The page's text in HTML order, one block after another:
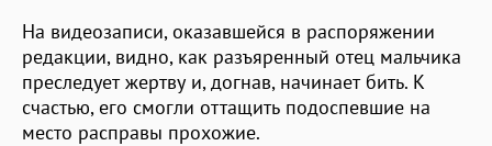
На видеозаписи, оказавшейся в распоряжении
редакции, видно, как разъяренный отец мальчика
преследует жертву и, догнав, начинает бить. К
счастью, его смогли оттащить подоспевшие на
место расправы прохожие.